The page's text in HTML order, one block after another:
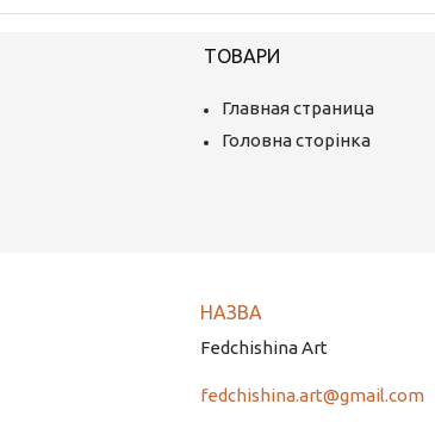
ТОВАРИ
Главная страница
Головна сторінка
Fedchishina Art
fedchishina.art@gmail.com